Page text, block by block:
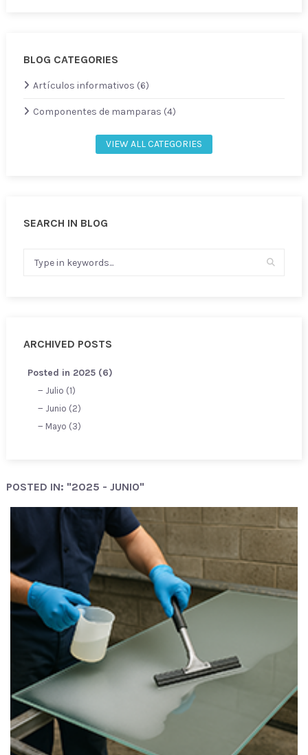
BLOG CATEGORIES
Artículos informativos (6)
Componentes de mamparas (4)
VIEW ALL CATEGORIES
SEARCH IN BLOG
ARCHIVED POSTS
Posted in 2025 (6)
Julio (1)
Junio (2)
Mayo (3)
POSTED IN: "2025 - JUNIO"